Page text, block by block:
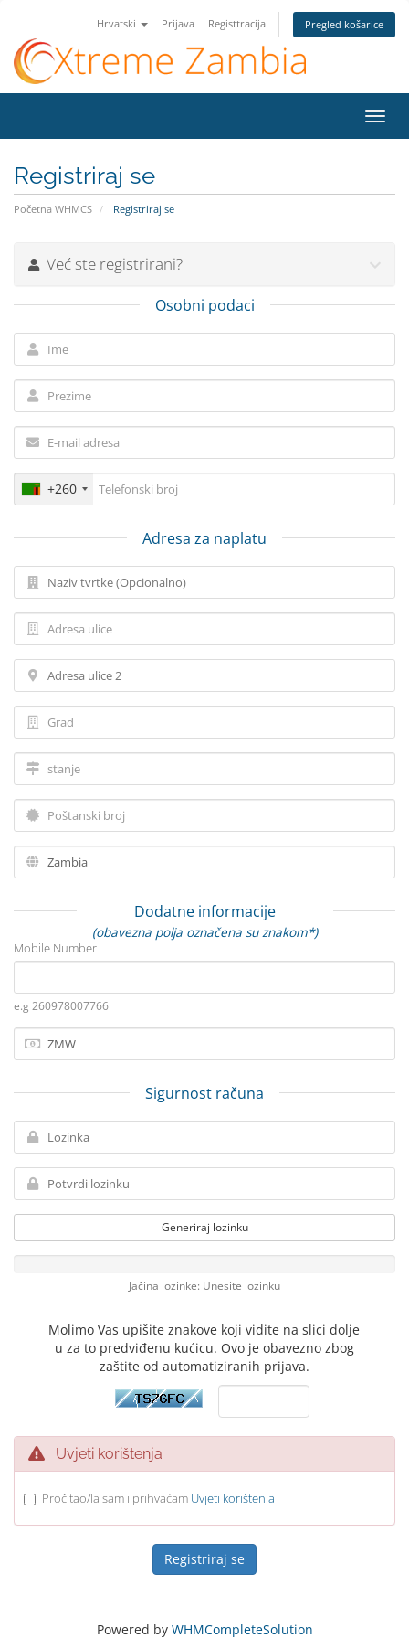
Hrvatski Prijava Registtracija Pregled košarice
Registriraj se
Početna WHMCS Registriraj se
Već ste registrirani?
Osobni podaci
+260
Adresa za naplatu
Dodatne informacije
(obavezna polja označena su znakom*)
Mobile Number
e.g 260978007766
Sigurnost računa
Generiraj lozinku
Jačina lozinke: Unesite lozinku
Molimo Vas upišite znakove koji vidite na slici dolje
u za to predviđenu kućicu. Ovo je obavezno zbog
zaštite od automatiziranih prijava.
Uvjeti korištenja
Pročitao/la sam i prihvaćam Uvjeti korištenja
Powered by WHMCompleteSolution